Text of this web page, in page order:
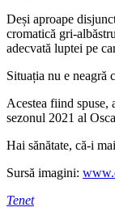
Deși aproape
cromatică gri-
adecvată luptei pe
Situația nu e neagră
Acestea fiind spuse,
sezonul 2021 al
Hai sănătate, că-i
Sursă imagini:
Tenet